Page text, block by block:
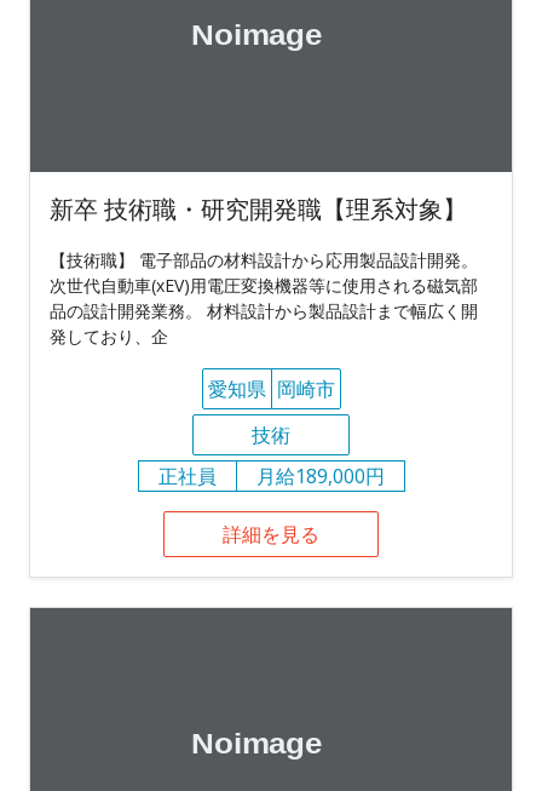
新卒 技術職・研究開発職【理系対象】
【技術職】 電子部品の材料設計から応用製品設計開発。
次世代自動車(xEV)用電圧変換機器等に使用される磁気部
品の設計開発業務。 材料設計から製品設計まで幅広く開
発しており、企
愛知県 岡崎市
技術
正社員
月給189,000円
詳細を見る